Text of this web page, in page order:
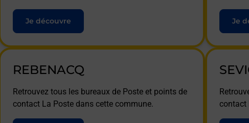
Je découvre Je
REBENACQ
Retrouvez tous les bureaux de Poste et points de
contact La Poste dans cette commune.
contact